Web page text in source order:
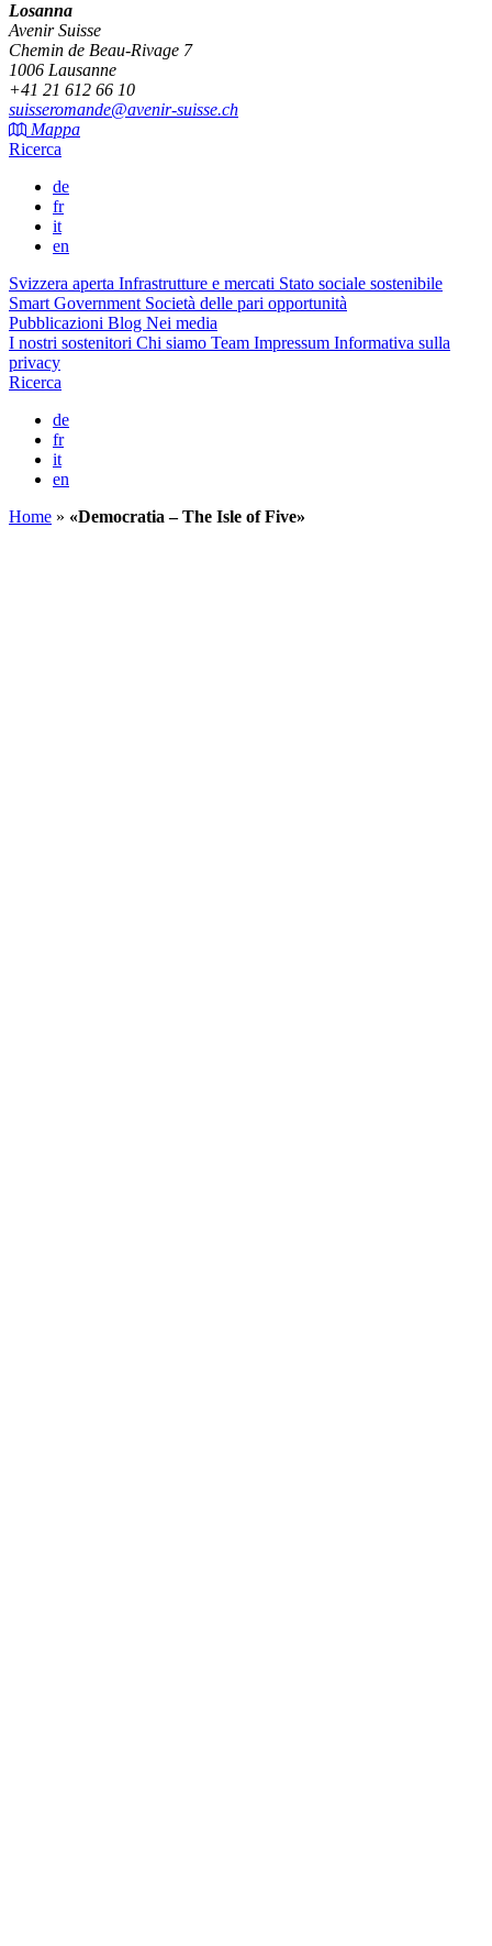
Losanna
Avenir Suisse
Chemin de Beau-Rivage 7
1006 Lausanne
+41 21 612 66 10
suisseromande@avenir-suisse.ch
Mappa
Ricerca
de
fr
it
en
Svizzera aperta Infrastrutture e mercati Stato sociale sostenibile
Smart Government Società delle pari opportunità
Pubblicazioni Blog Nei media
I nostri sostenitori Chi siamo Team Impressum Informativa sulla
privacy
Ricerca
de
fr
it
en
Home » «Democratia – The Isle of Five»